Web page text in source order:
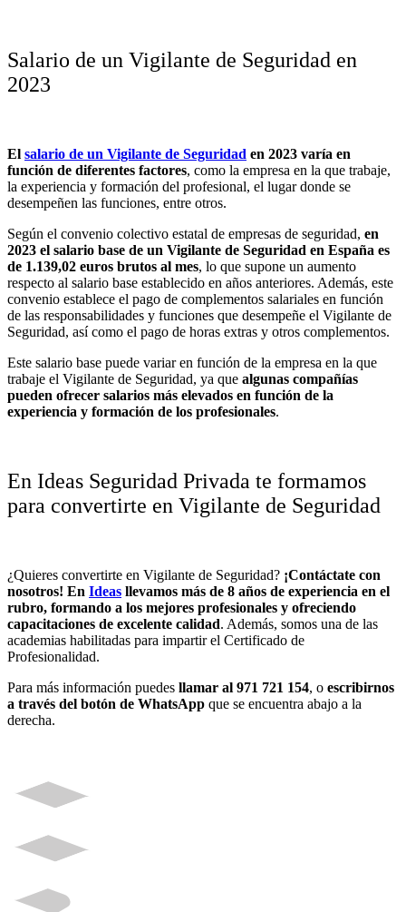
Salario de un Vigilante de Seguridad en
2023
El salario de un Vigilante de Seguridad en 2023 varía en
función de diferentes factores, como la empresa en la que trabaje,
la experiencia y formación del profesional, el lugar donde se
desempeñen las funciones, entre otros.
Según el convenio colectivo estatal de empresas de seguridad, en
2023 el salario base de un Vigilante de Seguridad en España es
de 1.139,02 euros brutos al mes, lo que supone un aumento
respecto al salario base establecido en años anteriores. Además, este
convenio establece el pago de complementos salariales en función
de las responsabilidades y funciones que desempeñe el Vigilante de
Seguridad, así como el pago de horas extras y otros complementos.
Este salario base puede variar en función de la empresa en la que
trabaje el Vigilante de Seguridad, ya que algunas compañías
pueden ofrecer salarios más elevados en función de la
experiencia y formación de los profesionales.
En Ideas Seguridad Privada te formamos
para convertirte en Vigilante de Seguridad
¿Quieres convertirte en Vigilante de Seguridad? ¡Contáctate con
nosotros! En Ideas llevamos más de 8 años de experiencia en el
rubro, formando a los mejores profesionales y ofreciendo
capacitaciones de excelente calidad. Además, somos una de las
academias habilitadas para impartir el Certificado de
Profesionalidad.
Para más información puedes llamar al 971 721 154, o escribirnos
a través del botón de WhatsApp que se encuentra abajo a la
derecha.